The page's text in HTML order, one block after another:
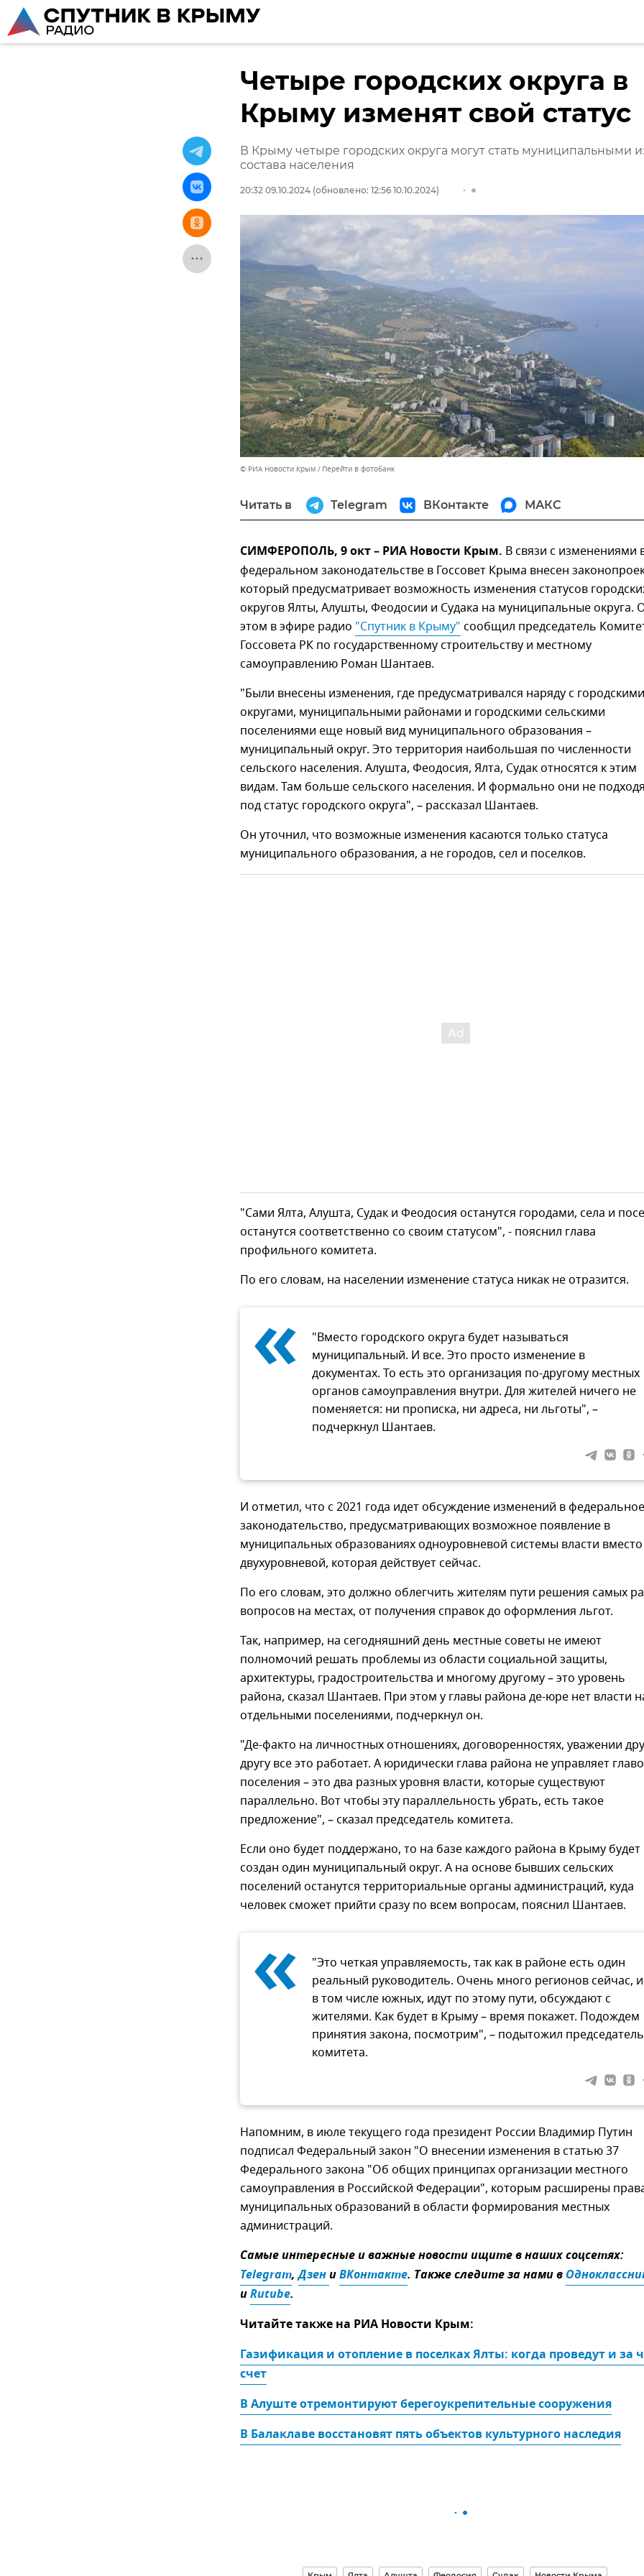
Четыре городских округа в
Крыму изменят свой статус
В Крыму четыре городских округа могут стать муниципальными
состава населения
20:32 09.10.2024 (обновлено: 12:56 10.10.2024)
© РИА Новости Крым Перейти в фотобанк
Читать в Telegram ВКонтакте МАКС
СИМФЕРОПОЛЬ, 9 окт – РИА Новости Крым. В связи с изменениями
федеральном законодательстве в Госсовет Крыма внесен
который предусматривает возможность изменения статусов
округов Ялты, Алушты, Феодосии и Судака на муниципальные округа.
этом в эфире радио "Спутник в Крыму" сообщил председатель
Госсовета РК по государственному строительству и местному
самоуправлению Роман Шантаев.
"Были внесены изменения, где предусматривался наряду с городскими
округами, муниципальными районами и городскими сельскими
поселениями еще новый вид муниципального образования –
муниципальный округ. Это территория наибольшая по численности
сельского населения. Алушта, Феодосия, Ялта, Судак относятся к этим
видам. Там больше сельского населения. И формально они не
под статус городского округа", – рассказал Шантаев.
Он уточнил, что возможные изменения касаются только статуса
муниципального образования, а не городов, сел и поселков.
"Сами Ялта, Алушта, Судак и Феодосия останутся городами, села и
останутся соответственно со своим статусом", - пояснил глава
профильного комитета.
По его словам, на населении изменение статуса никак не отразится.
«
"Вместо городского округа будет называться
муниципальный. И все. Это просто изменение в
документах. То есть это организация по-другому местных
органов самоуправления внутри. Для жителей ничего не
поменяется: ни прописка, ни адреса, ни льготы", –
подчеркнул Шантаев.
И отметил, что с 2021 года идет обсуждение изменений в федеральное
законодательство, предусматривающих возможное появление в
муниципальных образованиях одноуровневой системы власти вместо
двухуровневой, которая действует сейчас.
По его словам, это должно облегчить жителям пути решения самых
вопросов на местах, от получения справок до оформления льгот.
Так, например, на сегодняшний день местные советы не имеют
полномочий решать проблемы из области социальной защиты,
архитектуры, градостроительства и многому другому – это уровень
района, сказал Шантаев. При этом у главы района де-юре нет власти
отдельными поселениями, подчеркнул он.
"Де-факто на личностных отношениях, договоренностях, уважении
другу все это работает. А юридически глава района не управляет
поселения – это два разных уровня власти, которые существуют
параллельно. Вот чтобы эту параллельность убрать, есть такое
предложение", – сказал председатель комитета.
Если оно будет поддержано, то на базе каждого района в Крыму будет
создан один муниципальный округ. А на основе бывших сельских
поселений останутся территориальные органы администраций, куда
человек сможет прийти сразу по всем вопросам, пояснил Шантаев.
«
"Это четкая управляемость, так как в районе есть один
реальный руководитель. Очень много регионов сейчас, и
в том числе южных, идут по этому пути, обсуждают с
жителями. Как будет в Крыму – время покажет. Подождем
принятия закона, посмотрим", – подытожил председатель
комитета.
Напомним, в июле текущего года президент России Владимир Путин
подписал Федеральный закон "О внесении изменения в статью 37
Федерального закона "Об общих принципах организации местного
самоуправления в Российской Федерации", которым расширены
муниципальных образований в области формирования местных
администраций.
Самые интересные и важные новости ищите в наших соцсетях:
Telegram,Дзен иВКонтакте. Также следите за нами в
иRutube.
Читайте также на РИА Новости Крым:
Газификация и отопление в поселках Ялты: когда проведут и за
счет
В Алуште отремонтируют берегоукрепительные сооружения
В Балаклаве восстановят пять объектов культурного наследия